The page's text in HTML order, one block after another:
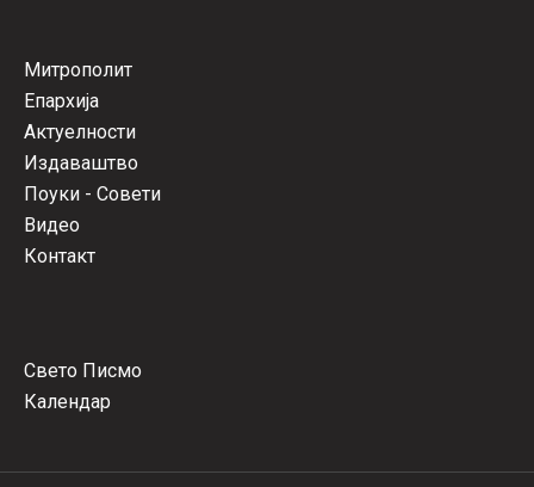
Митрополит
Епархија
Актуелности
Издаваштво
Поуки - Совети
Видео
Контакт
Свето Писмо
Календар